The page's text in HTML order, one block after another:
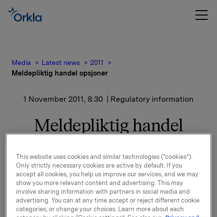
Media Latest news
2011
Meldepliktig handel opsjoner
1 November 2011, 8:30 | Regulatory information
Meldepliktig handel
Orkla har annullert 572.000 opsjoner med en
snittkurs 54,98 som følge av fratredelser.
Det er utstedt 70.000 nye opsjoner til utøvelseskurs
53,41 med 3 års opptjeningstid og deretter 3 års
utøvelsestid.
This website uses cookies and similar technologies (“cookies”).
Only strictly necessary cookies are active by default. If you
accept all cookies, you help us improve our services, and we may
show you more relevant content and advertising. This may
involve sharing information with partners in social media and
advertising. You can at any time accept or reject different cookie
categories, or change your choices. Learn more about each